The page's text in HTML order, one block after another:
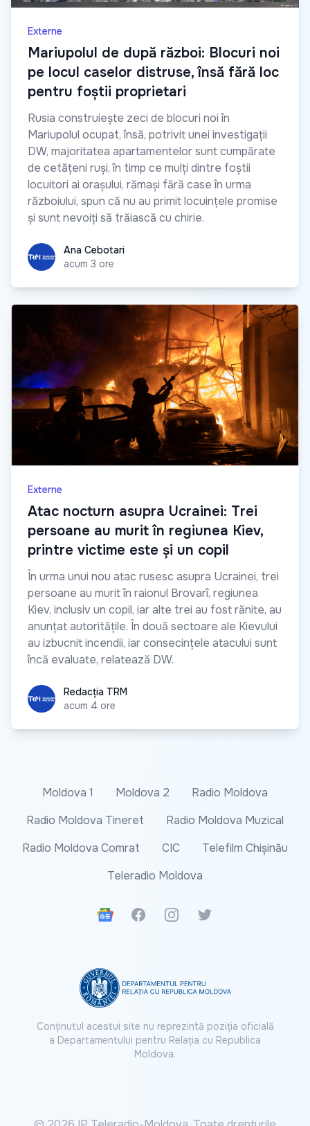
Externe
Mariupolul de după război: Blocuri noi
pe locul caselor distruse, însă fără loc
pentru foștii proprietari
Rusia construiește zeci de blocuri noi în
Mariupolul ocupat, însă, potrivit unei investigații
DW, majoritatea apartamentelor sunt cumpărate
de cetățeni ruși, în timp ce mulți dintre foștii
locuitori ai orașului, rămași fără case în urma
războiului, spun că nu au primit locuințele promise
și sunt nevoiți să trăiască cu chirie.
Ana CebotariAna Cebotari
acum 3 ore
Externe
Atac nocturn asupra Ucrainei: Trei
persoane au murit în regiunea Kiev,
printre victime este și un copil
În urma unui nou atac rusesc asupra Ucrainei, trei
persoane au murit în raionul Brovarî, regiunea
Kiev, inclusiv un copil, iar alte trei au fost rănite, au
anunțat autoritățile. În două sectoare ale Kievului
au izbucnit incendii, iar consecințele atacului sunt
încă evaluate, relatează DW.
Redacția TRM
Redacția TRM
acum 4 ore
Moldova 1 Moldova 2
Radio Moldova
Radio Moldova Tineret
Radio Moldova Muzical
Radio Moldova Comrat
CIC
Telefilm Chișinău
Teleradio Moldova
Google News
FacebookInstagramTwitter
Conținutul acestui site nu reprezintă poziția oficială
a Departamentului pentru Relația cu Republica
Moldova.